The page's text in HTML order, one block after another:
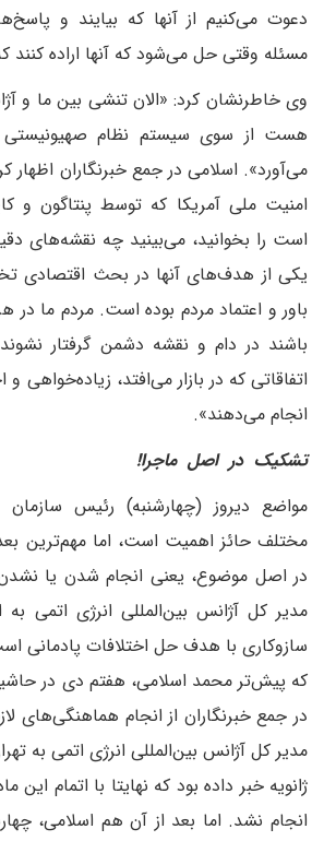
دعوت می‌کنیم از آنها که بیایند و
مسئله وقتی حل می‌شود که آنها اراده کنند
وی خاطرنشان کرد: «الان تنشی بین ما و
هست از سوی سیستم نظام صهیونیستی
می‌آورد». اسلامی در جمع خبرنگاران اظهار
امنیت ملی آمریکا که توسط پنتاگون و
است را بخوانید، می‌بینید چه نقشه‌های
یکی از هدف‌های آنها در بحث اقتصادی
باور و اعتماد مردم بوده است. مردم ما در
باشند در دام و نقشه دشمن گرفتار
اتفاقاتی که در بازار می‌افتد،
انجام می‌دهند».
تشکیک در اصل ماجرا!
مواضع دیروز (چهارشنبه) رئیس سازمان
مختلف حائز اهمیت است، اما مهم‌ترین
در اصل موضوع، یعنی انجام شدن یا
مدیر کل آژانس بین‌المللی انرژی اتمی به
سازوکاری با هدف حل اختلافات پادمانی
که پیش‌تر محمد اسلامی، هفتم دی در
در جمع خبرنگاران از انجام هماهنگی‌های
مدیر کل آژانس بین‌المللی انرژی اتمی به
ژانویه خبر داده بود که نهایتا با اتمام این
انجام نشد. اما بعد از آن هم اسلامی،